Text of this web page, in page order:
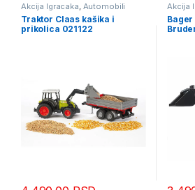
Akcija Igracaka, Automobili
avioni i helikopteri
Traktor Claas kašika i
prikolica 021122
Akcija
avioni i